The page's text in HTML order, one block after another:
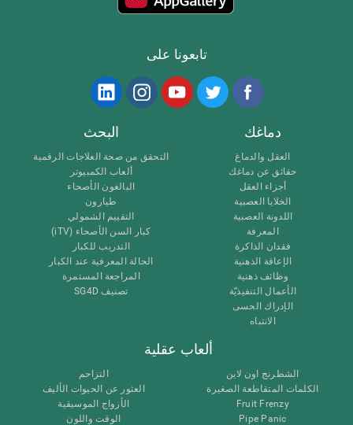
تابعونا على
دماغك
العقل والدماغ
حقائق عن دماغك
أجزاء العقل
الخلايا العصبية
اللدونة العصبية
المعرفة
فقدان الذاكرة
الإعاقة الذهنية
وظائف ذهنية
الأعمال التنفيذيّة
الإدراك الحسى
الانتباه
البحث
التحقق من صحة العلاجات الرقمية
ألعاب الكمبيوتر
البالغون الأصحاء
طيارون
التقييم الشمولي
كبار السن الأصحاء (iTV)
التدريب للكبار
الحالة المعرفية عند الكبار
المراجعة المستمرة
تصنيف SG4D
ألعاب عقلية
الشطرنج اون لاين
الكلمات المتقاطعة الصغيرة
Fruit Frenzy
Pipe Panic
التزاحم
العثور عن الحيوات الأليف
الأزواج الموسيقية
الوقت واللون